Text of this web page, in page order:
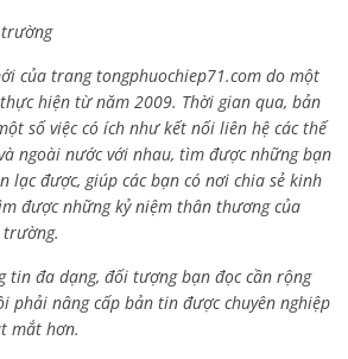
trường
của trang tongphuochiep71.com do một
hiện từ năm 2009. Thời gian qua, bản
số việc có ích như kết nối liên hệ các thế
ngoài nước với nhau, tìm được những bạn
lạc được, giúp các bạn có nơi chia sẻ kinh
được những kỷ niệm thân thương của
tin đa dạng, đối tượng bạn đọc cần rộng
phải nâng cấp bản tin được chuyên nghiệp
mắt hơn.